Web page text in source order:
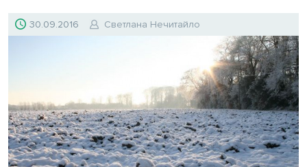
30.09.2016 Светлана Нечитайло